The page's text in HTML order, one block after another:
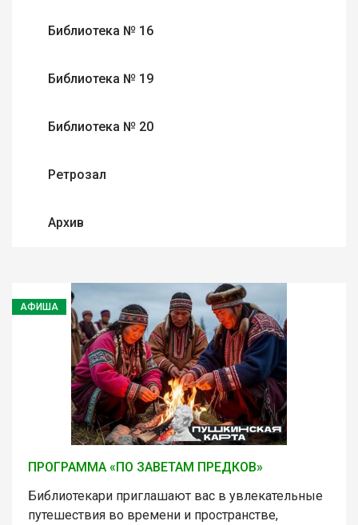
Библиотека № 16
Библиотека № 19
Библиотека № 20
Ретрозал
Архив
АФИША
ПРОГРАММА «ПО ЗАВЕТАМ ПРЕДКОВ»
Библиотекари приглашают вас в увлекательные
путешествия во времени и пространстве,